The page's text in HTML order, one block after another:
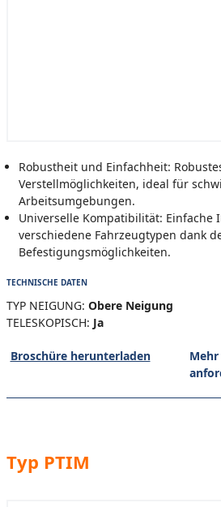
Robustheit und Einfachheit:
Verstellmöglichkeiten, ideal für
Arbeitsumgebungen.
Universelle Kompatibilität: Einfache
verschiedene Fahrzeugtypen dank
Befestigungsmöglichkeiten.
TECHNISCHE DATEN
TYP NEIGUNG: Obere Neigung
TELESKOPISCH: Ja
Broschüre herunterladen
Typ PTIM